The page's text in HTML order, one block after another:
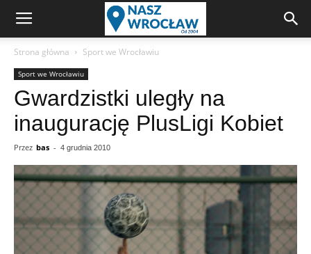
Strona główna Sport we Wrocławiu
Sport we Wrocławiu
Gwardzistki uległy na
inaugurację PlusLigi Kobiet
Przez bas - 4 grudnia 2010